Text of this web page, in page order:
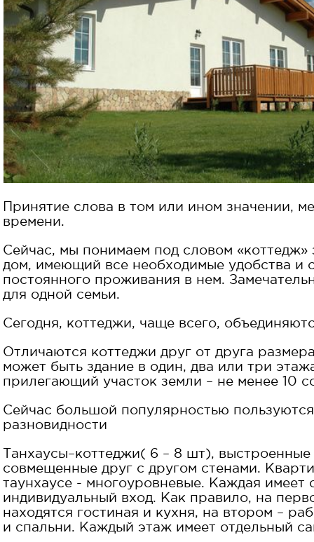
Принятие слова в том или ином значении,
времени.
Сейчас, мы понимаем под словом «коттедж»
дом, имеющий все необходимые удобства и
постоянного проживания в нем.
для одной семьи.
Сегодня, коттеджи, чаще всего,
Отличаются коттеджи друг от друга
может быть здание в один, два или три
прилегающий участок земли – не менее 10
Сейчас большой популярностью
разновидности
Танхаусы–коттеджи( 6 – 8 шт),
совмещенные друг с другом стенами.
таунхаусе - многоуровневые. Каждая имеет
индивидуальный вход. Как правило, на
находятся гостиная и кухня, на втором –
и спальни. Каждый этаж имеет отдельный